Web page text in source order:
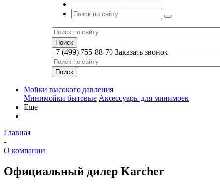
+7 (499) 755-88-70 Заказать звонок
Мойки высокого давления
Минимойки бытовые Аксессуары для минимоек
Еще
Главная
-
О компании
Официальный дилер Karcher